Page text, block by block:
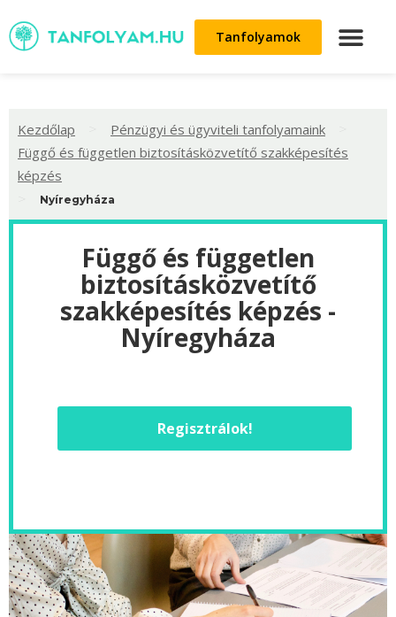
Tanfolyamok
Kezdőlap Pénzügyi és ügyviteli tanfolyamaink
Függő és független biztosításközvetítő szakképesítés
képzés
Nyíregyháza
Függő és független
biztosításközvetítő
szakképesítés képzés -
Nyíregyháza
Regisztrálok!